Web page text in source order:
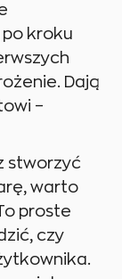
kroku
Dają
–
stworzyć
warto
proste
czy